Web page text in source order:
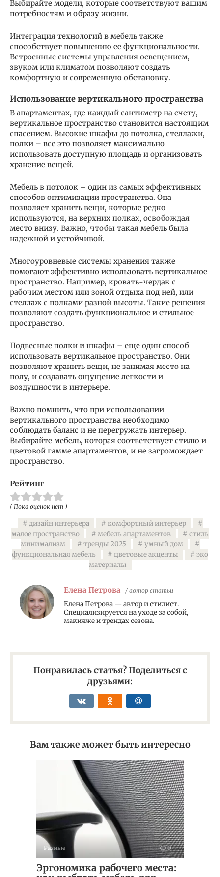
Выбирайте модели, которые соответствуют вашим
потребностям и образу жизни.
Интеграция технологий в мебель также
способствует повышению ее функциональности.
Встроенные системы управления освещением,
звуком или климатом позволяют создать
комфортную и современную обстановку.
Использование вертикального пространства
В апартаментах, где каждый сантиметр на счету,
вертикальное пространство становится настоящим
спасением. Высокие шкафы до потолка, стеллажи,
полки – все это позволяет максимально
использовать доступную площадь и организовать
хранение вещей.
Мебель в потолок – один из самых эффективных
способов оптимизации пространства. Она
позволяет хранить вещи, которые редко
используются, на верхних полках, освобождая
место внизу. Важно, чтобы такая мебель была
надежной и устойчивой.
Многоуровневые системы хранения также
помогают эффективно использовать вертикальное
пространство. Например, кровать-чердак с
рабочим местом или зоной отдыха под ней, или
стеллаж с полками разной высоты. Такие решения
позволяют создать функциональное и стильное
пространство.
Подвесные полки и шкафы – еще один способ
использовать вертикальное пространство. Они
позволяют хранить вещи, не занимая место на
полу, и создавать ощущение легкости и
воздушности в интерьере.
Важно помнить, что при использовании
вертикального пространства необходимо
соблюдать баланс и не перегружать интерьер.
Выбирайте мебель, которая соответствует стилю и
цветовой гамме апартаментов, и не загромождает
пространство.
Рейтинг
( Пока оценок нет )
дизайн интерьера
комфортный интерьер
малое пространство
мебель апартаментов
стиль
минимализм
тренды 2025
умный дом
функциональная мебель
цветовые акценты
эко
материалы
Елена Петрова / автор статьи
Елена Петрова — автор и стилист.
Специализируется на уходе за собой,
макияже и трендах сезона.
Понравилась статья? Поделиться с
друзьями:
Вам также может быть интересно
Разные 0
Эргономика рабочего места: